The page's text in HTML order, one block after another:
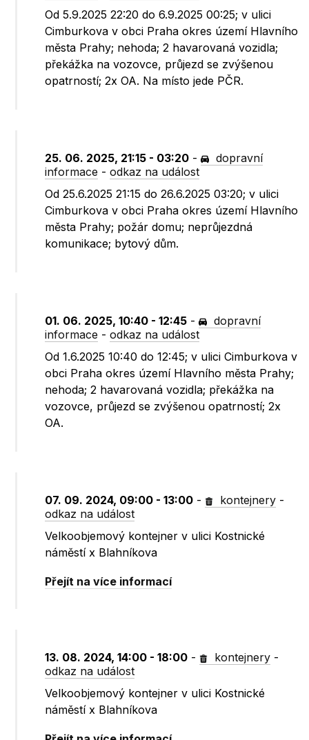
Od 5.9.2025 22:20 do 6.9.2025 00:25; v ulici
Cimburkova v obci Praha okres území Hlavního
města Prahy; nehoda; 2 havarovaná vozidla;
překážka na vozovce, průjezd se zvýšenou
opatrností; 2x OA. Na místo jede PČR.
25. 06. 2025, 21:15 - 03:20 -
dopravní
informace -odkaz na událost
Od 25.6.2025 21:15 do 26.6.2025 03:20; v ulici
Cimburkova v obci Praha okres území Hlavního
města Prahy; požár domu; neprůjezdná
komunikace; bytový dům.
01. 06. 2025, 10:40 - 12:45 -
dopravní
informace -odkaz na událost
Od 1.6.2025 10:40 do 12:45; v ulici Cimburkova v
obci Praha okres území Hlavního města Prahy;
nehoda; 2 havarovaná vozidla; překážka na
vozovce, průjezd se zvýšenou opatrností; 2x
OA.
07. 09. 2024, 09:00 - 13:00 - kontejnery -
odkaz na událost
Velkoobjemový kontejner v ulici Kostnické
náměstí x Blahníkova
Přejít na více informací
13. 08. 2024, 14:00 - 18:00 - kontejnery -
odkaz na událost
Velkoobjemový kontejner v ulici Kostnické
náměstí x Blahníkova